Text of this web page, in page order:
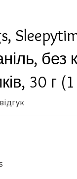
без
30 г